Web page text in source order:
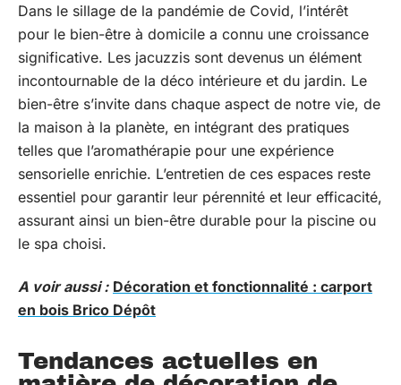
Dans le sillage de la pandémie de Covid, l’intérêt
pour le bien-être à domicile a connu une croissance
significative. Les jacuzzis sont devenus un élément
incontournable de la déco intérieure et du jardin. Le
bien-être s’invite dans chaque aspect de notre vie, de
la maison à la planète, en intégrant des pratiques
telles que l’aromathérapie pour une expérience
sensorielle enrichie. L’entretien de ces espaces reste
essentiel pour garantir leur pérennité et leur efficacité,
assurant ainsi un bien-être durable pour la piscine ou
le spa choisi.
A voir aussi : Décoration et fonctionnalité : carport
en bois Brico Dépôt
Tendances actuelles en